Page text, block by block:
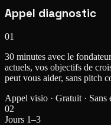
Appel diagnostic
01
30 minutes avec le
actuels, vos objectifs de
peut vous aider, sans pitch
Appel visio · Gratuit · Sans
02
Jours 1–3